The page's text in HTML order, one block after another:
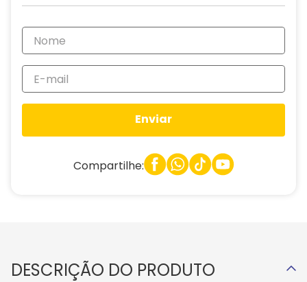
Enviar
Compartilhe:
DESCRIÇÃO DO PRODUTO